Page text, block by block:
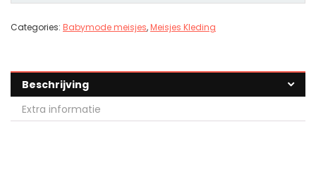
Categories: Babymode meisjes,Meisjes Kleding
Beschrijving
Extra informatie